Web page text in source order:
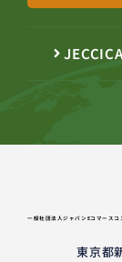
一般社団法人ジャパンEコマースコ
東京都